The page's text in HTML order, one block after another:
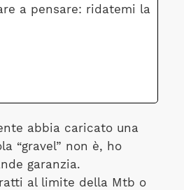
a pensare: ridatemi la
abbia caricato una
“gravel” non è, ho
garanzia.
al limite della Mtb o